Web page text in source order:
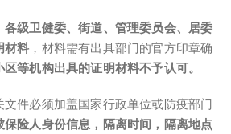
各级卫健委、街道、管理委员会、居委
材料 ，材料需有出具部门的官方印章确
等机构出具的证明材料不予认可。
件必须加盖国家行政单位或防疫部门
保险人身份信息，隔离时间，隔离地点